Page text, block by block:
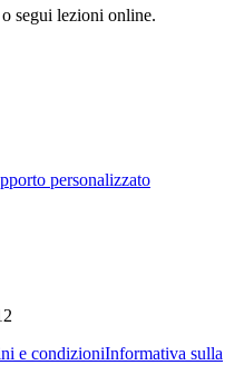
segui lezioni online.
personalizzato
e condizioniInformativa sulla